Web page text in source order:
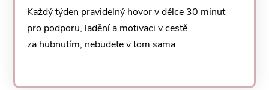
Každý týden pravidelný hovor v délce 30 minut
pro podporu, ladění a motivaci v cestě
za hubnutím, nebudete v tom sama